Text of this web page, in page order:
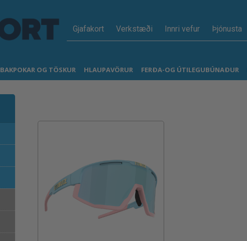
Gjafakort Verkstæði Innri vefur Þjónusta
BAKPOKAR OG TÖSKUR HLAUPAVÖRUR FERÐA-OG ÚTILEGUBÚNAÐUR